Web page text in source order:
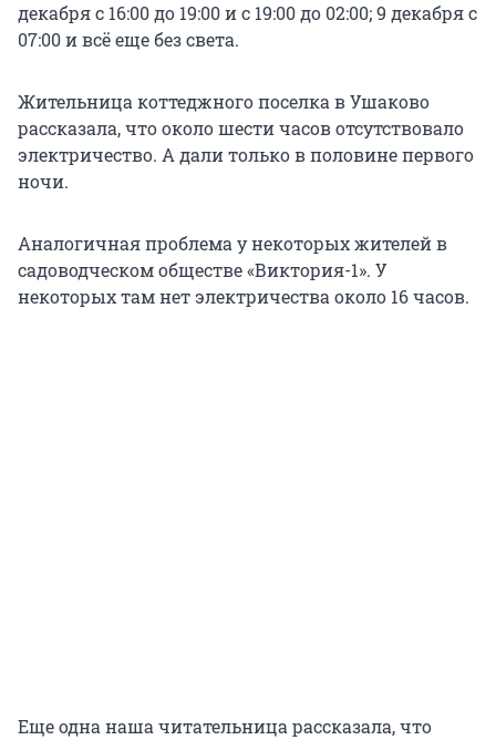
декабря с 16:00 до 19:00 и с 19:00 до 02:00; 9 декабря с
07:00 и всё еще без света.
Жительница коттеджного поселка в Ушаково
рассказала, что около шести часов отсутствовало
электричество. А дали только в половине первого
ночи.
Аналогичная проблема у некоторых жителей в
садоводческом обществе «Виктория-1». У
некоторых там нет электричества около 16 часов.
Еще одна наша читательница рассказала, что